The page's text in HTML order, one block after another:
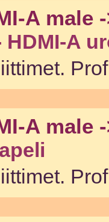
A male
HDMI-A
A male